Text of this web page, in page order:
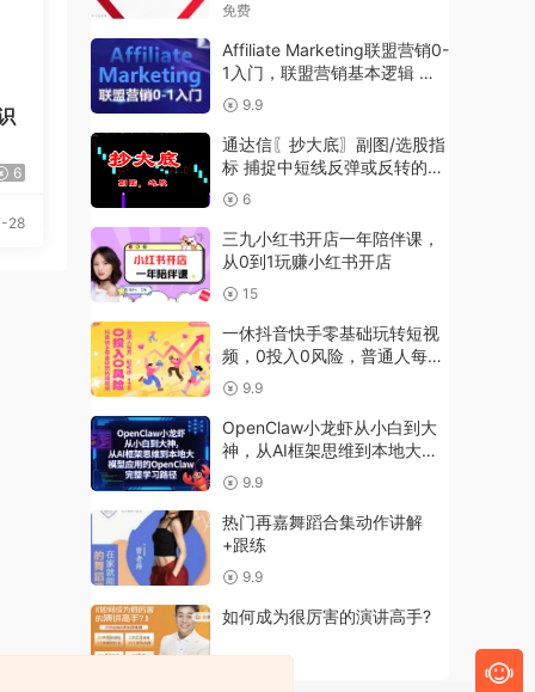
6
28
免费
Affiliate Marketing联盟营销0-
1入门，联盟营销基本逻辑 联
盟平台逻辑及联盟客逻辑全面
详解
9.9
通达信〖抄大底〗副图/选股指
标 捕捉中短线反弹或反转的早
期入场点
6
三九小红书开店一年陪伴课，
从0到1玩赚小红书开店
15
一休抖音快手零基础玩转短视
频，0投入0风险，普通人每月
轻松挣1W
9.9
OpenClaw小龙虾从小白到大
神，从AI框架思维到本地大模
型应用的OpenClaw完整学习
路径
9.9
热门再嘉舞蹈合集动作讲解
+跟练
9.9
如何成为很厉害的演讲高手?